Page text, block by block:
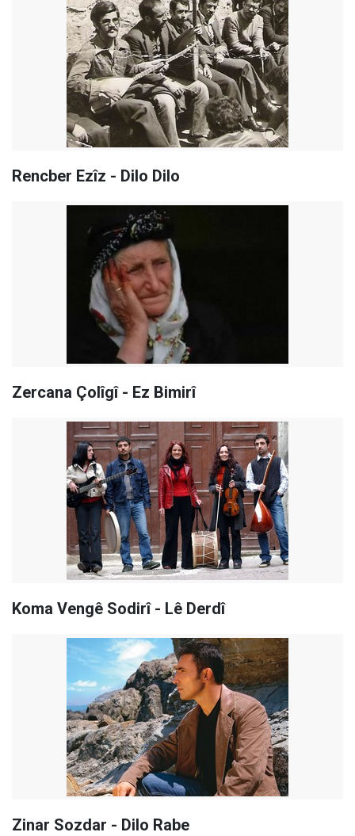
Rencber Ezîz - Dilo Dilo
Zercana Çolîgî - Ez Bimirî
Koma Vengê Sodirî - Lê Derdî
Zinar Sozdar - Dilo Rabe